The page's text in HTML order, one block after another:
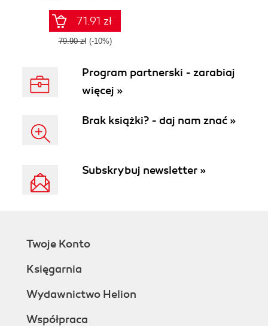
71.91 zł
79.90 zł (-10%)
Program partnerski - zarabiaj
więcej »
Brak książki? - daj nam znać »
Subskrybuj newsletter »
Twoje Konto
Księgarnia
Wydawnictwo Helion
Współpraca